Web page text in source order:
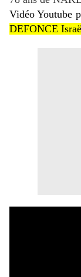
Vidéo Youtube
DEFONCE